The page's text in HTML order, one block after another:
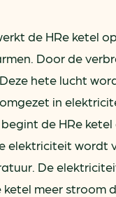
de HRe ketel
Door de
hete lucht
in
de HRe ketel
elektriciteit wordt
De
meer stroom